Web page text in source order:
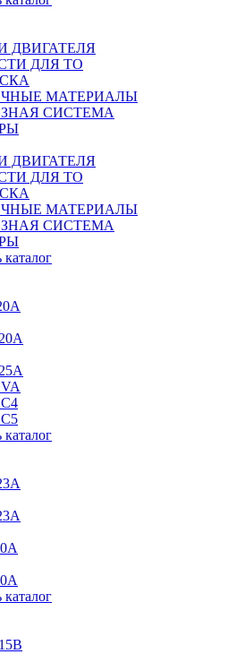
ДВИГАТЕЛЯ
ДЛЯ ТО
МАТЕРИАЛЫ
СИСТЕМА
ДВИГАТЕЛЯ
ДЛЯ ТО
МАТЕРИАЛЫ
СИСТЕМА
каталог
каталог
каталог